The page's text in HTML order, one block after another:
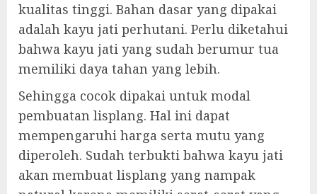
kualitas tinggi. Bahan dasar yang dipakai
adalah kayu jati perhutani. Perlu diketahui
bahwa kayu jati yang sudah berumur tua
memiliki daya tahan yang lebih.
Sehingga cocok dipakai untuk modal
pembuatan lisplang. Hal ini dapat
mempengaruhi harga serta mutu yang
diperoleh. Sudah terbukti bahwa kayu jati
akan membuat lisplang yang nampak